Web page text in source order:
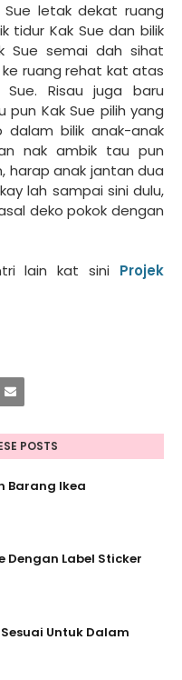
letak dekat ruang
tidur Kak Sue dan bilik
Sue semai dah sihat
ke ruang rehat kat atas
Risau juga baru
pun Kak Sue pilih yang
bilik anak-anak
nak ambik tau pun
harap anak jantan dua
lah sampai sini dulu,
deko pokok dengan
lain kat sini Projek
POSTS
Barang Ikea
Dengan Label Sticker
Untuk Dalam